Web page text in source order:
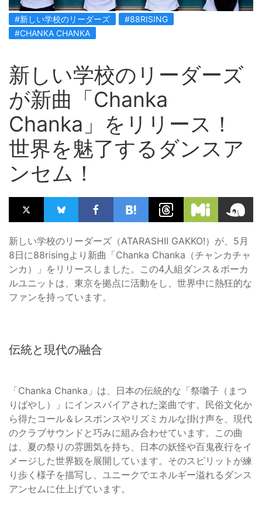
#新しい学校のリーダーズ
#88RISING
#CHANKA CHANKA
新しい学校のリーダーズ
が新曲「Chanka
Chanka」をリリース！
世界を魅了するダンスア
ンセム！
新しい学校のリーダーズ（ATARASHII GAKKO!）が、5月
8日に88risingより新曲「Chanka Chanka（チャンカチャ
ンカ）」をリリースしました。この4人組ダンス＆ボーカ
ルユニットは、東京を拠点に活動をし、世界中に熱狂的な
ファンを持っています。
伝統と現代の融合
「Chanka Chanka」は、日本の伝統的な「祭囃子（まつ
りばやし）」にインスパイアされた楽曲です。民俗文化か
ら得たコール＆レスポンスやリズミカルな掛け声を、現代
のクラブサウンドと巧みに組み合わせています。この曲
は、夏の祭りの雰囲気を持ち、日本の妖怪や百鬼夜行をイ
メージした世界観を展開しています。そのスピリットが練
り歩く様子を描写し、ユニークでエネルギー溢れるダンス
アンセムに仕上げています。